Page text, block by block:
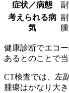
症状／病態
考えられる病
気
健康診断でエコ
あるとのことで
CT検査では、左
腫瘍はかなり大